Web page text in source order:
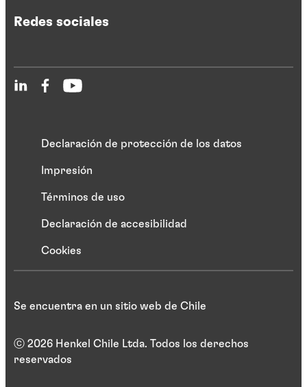
Redes sociales
Declaración de protección de los datos
Impresión
Términos de uso
Declaración de accesibilidad
Cookies
ⓒ 2026 Henkel Chile Ltda. Todos los derechos
reservados
Se encuentra en un sitio web de Chile